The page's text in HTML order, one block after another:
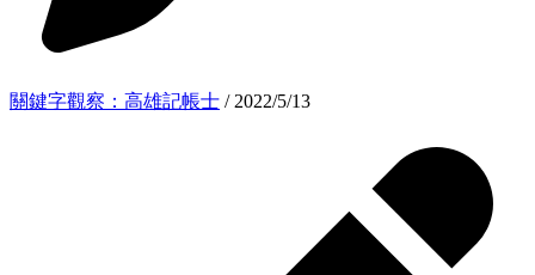
關鍵字觀察：高雄記帳士 / 2022/5/13